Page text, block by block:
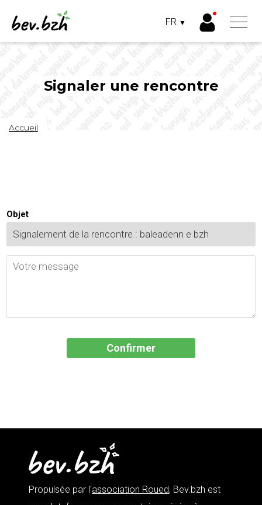
Aller
FR ▼
FRANÇAIS
BRETON
Signaler une rencontre
Fil
d'Ariane
Accueil
Objet
Propulsée par l'association Roued, Bev.bzh est